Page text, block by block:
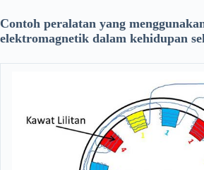
Contoh peralatan yang
elektromagnetik dalam kehidupan